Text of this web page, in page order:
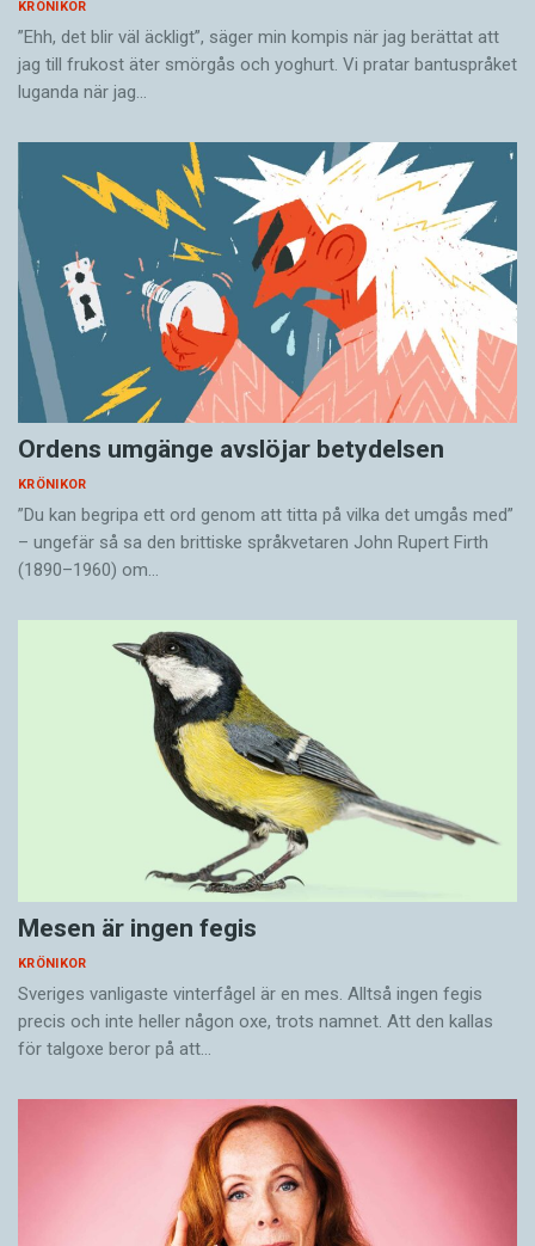
KRÖNIKOR
”Ehh, det blir väl äckligt”, säger min kompis när jag berättat att
jag till frukost äter smörgås och yoghurt. Vi pratar bantuspråket
luganda när jag…
Ordens umgänge avslöjar betydelsen
KRÖNIKOR
”Du kan begripa ett ord genom att titta på vilka det umgås med”
– ungefär så sa den brittiske språkvetaren John Rupert Firth
(1890–1960) om…
Mesen är ingen fegis
KRÖNIKOR
Sveriges vanligaste vinterfågel är en mes. Alltså ingen fegis
precis och inte heller någon oxe, trots namnet. Att den kallas
för talgoxe beror på att…